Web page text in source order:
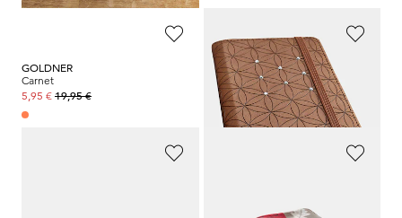
GOLDNER
Carnet
5,95 € 19,95 €
GOLDNER
Carnet
5,95 €19,95 €